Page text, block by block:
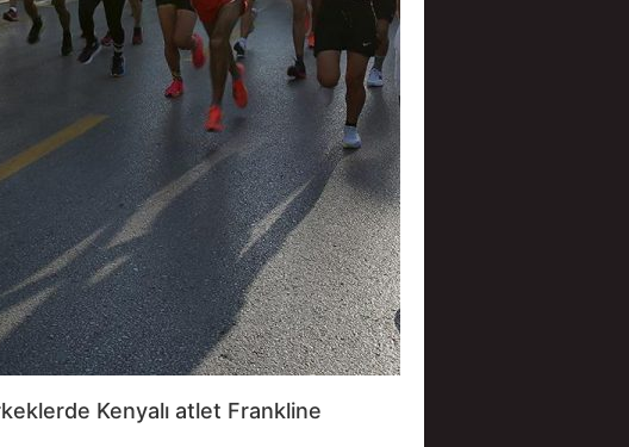
Kenyalı atlet Frankline